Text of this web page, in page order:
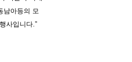
남아등의 모
사입니다.”